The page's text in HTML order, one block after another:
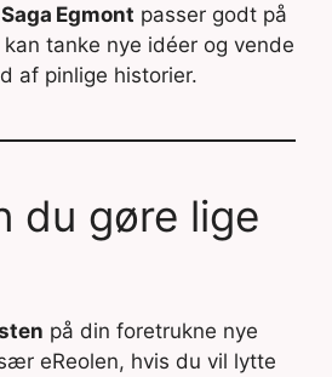
Saga Egmont passer godt på
tanke nye idéer og vende
af pinlige historier.
du gøre lige
på din foretrukne nye
eReolen, hvis du vil lytte